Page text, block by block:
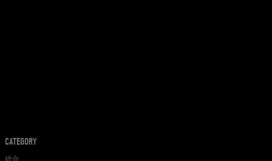
CATEGORY